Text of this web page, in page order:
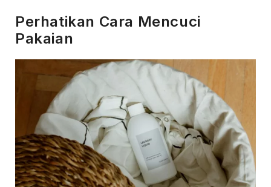
Perhatikan Cara Mencuci
Pakaian